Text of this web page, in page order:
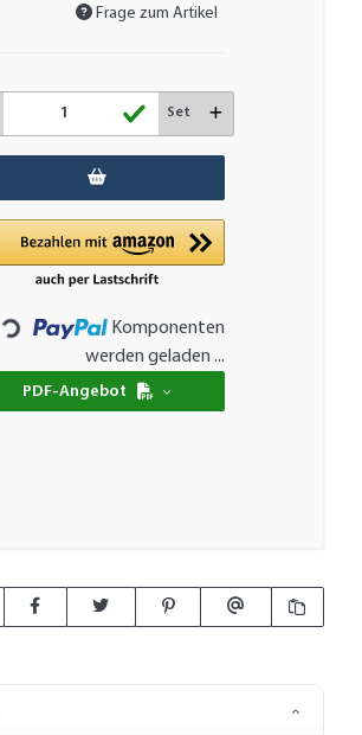
Frage zum Artikel
Set
Loading...
Komponenten
werden geladen ...
PDF-Angebot